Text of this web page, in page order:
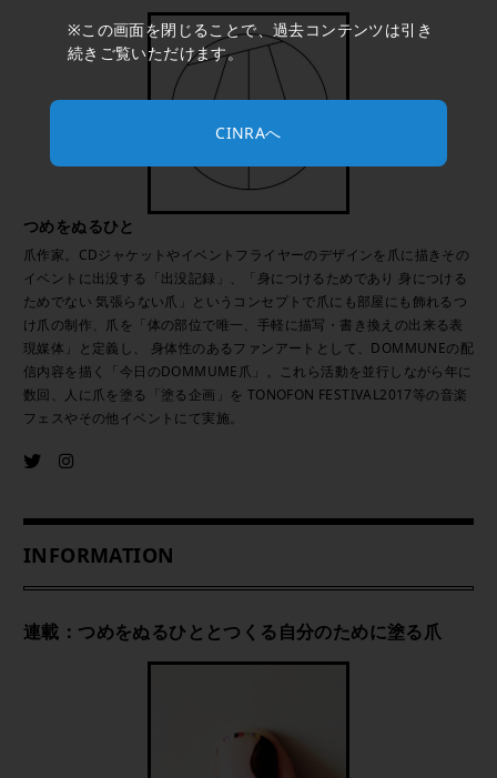
※この画面を閉じることで、過去コンテンツは引き
続きご覧いただけます。
CINRAへ
つめをぬるひと
爪作家。CDジャケットやイベントフライヤーのデザインを爪に描きその
イベントに出没する「出没記録」、「身につけるためであり 身につける
ためでない 気張らない爪」というコンセプトで爪にも部屋にも飾れるつ
け爪の制作、爪を「体の部位で唯一、手軽に描写・書き換えの出来る表
現媒体」と定義し、 身体性のあるファンアートとして、DOMMUNEの配
信内容を描く「今日のDOMMUME爪」。これら活動を並行しながら年に
数回、人に爪を塗る「塗る企画」を TONOFON FESTIVAL2017等の音楽
フェスやその他イベントにて実施。
INFORMATION
連載：つめをぬるひととつくる自分のために塗る爪